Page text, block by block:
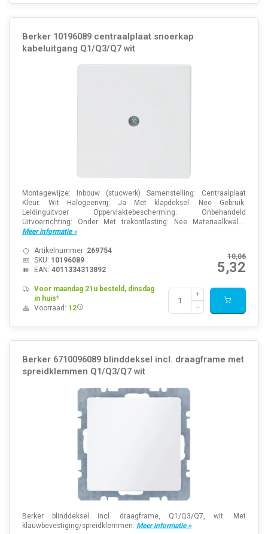
Berker 10196089 centraalplaat snoerkap
kabeluitgang Q1/Q3/Q7 wit
Montagewijze: Inbouw (stucwerk) Samenstelling: Centraalplaat
Kleur: Wit Halogeenvrij: Ja Met klapdeksel: Nee Gebruik:
Leidinguitvoer Oppervlaktebescherming: Onbehandeld
Uitvoerrichting: Onder Met trekontlasting: Nee Materiaalkwal...
Meer informatie »
10,06
5,32
Artikelnummer: 269754
SKU: 10196089
EAN: 4011334313892
Voor maandag 21u besteld, dinsdag
in huis*
Voorraad: 12
Berker 6710096089 blinddeksel incl. draagframe met
spreidklemmen Q1/Q3/Q7 wit
Berker blinddeksel incl. draagframe, Q1/Q3/Q7, wit. Met
klauwbevestiging/spreidklemmen. Meer informatie »